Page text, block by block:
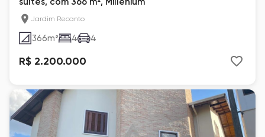
Jardim Recanto
366m² 4 4
R$ 2.200.000